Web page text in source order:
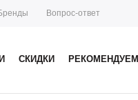
Вопрос-ответ
СКИДКИ РЕКОМЕНДУЕМ